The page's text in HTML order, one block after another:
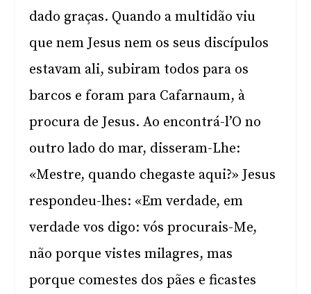
dado graças. Quando a multidão viu
que nem Jesus nem os seus discípulos
estavam ali, subiram todos para os
barcos e foram para Cafarnaum, à
procura de Jesus. Ao encontrá-l’O no
outro lado do mar, disseram-Lhe:
«Mestre, quando chegaste aqui?» Jesus
respondeu-lhes: «Em verdade, em
verdade vos digo: vós procurais-Me,
não porque vistes milagres, mas
porque comestes dos pães e ficastes